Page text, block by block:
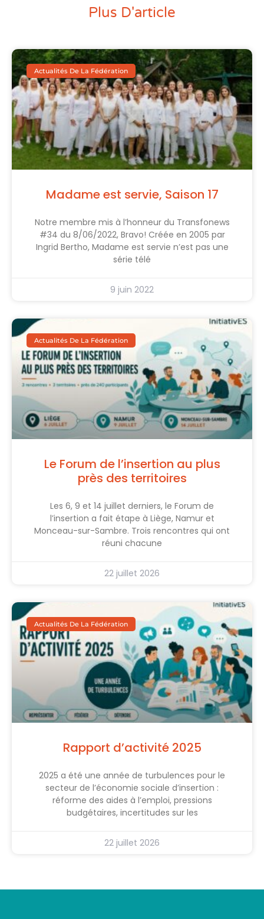
Plus D'article
Actualités De La Fédération
Madame est servie, Saison 17
Notre membre mis à l’honneur du Transfonews
#34 du 8/06/2022, Bravo! Créée en 2005 par
Ingrid Bertho, Madame est servie n’est pas une
série télé
9 juin 2022
Actualités De La Fédération
Le Forum de l’insertion au plus
près des territoires
Les 6, 9 et 14 juillet derniers, le Forum de
l’insertion a fait étape à Liège, Namur et
Monceau-sur-Sambre. Trois rencontres qui ont
réuni chacune
22 juillet 2026
Actualités De La Fédération
Rapport d’activité 2025
2025 a été une année de turbulences pour le
secteur de l’économie sociale d’insertion :
réforme des aides à l’emploi, pressions
budgétaires, incertitudes sur les
22 juillet 2026